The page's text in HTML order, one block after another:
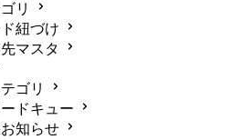
リ
紐づけ
マスタ
ゴリ
ドキュー
知らせ